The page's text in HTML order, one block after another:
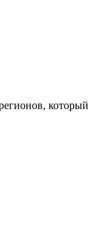
который